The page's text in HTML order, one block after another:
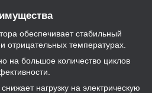
обеспечивает стабильный
отрицательных температурах.
на большое количество циклов
нагрузку на электрическую